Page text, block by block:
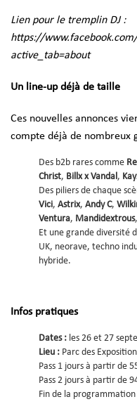
Lien pour le tremplin DJ :
https://
active_tab=about
Un line-up déjà de taille
Ces nouvelles annonces
compte déjà de nombreux
Des b2b rares comme
Christ, Billx x Vandal,
Des piliers de chaque
Vici, Astrix, Andy C,
Ventura, Mandidextrous
Et une grande diversité
UK, neorave, techno
hybride.
Infos pratiques
Dates : les 26 et 27
Lieu : Parc des
Pass 1 jours à partir de
Pass 2 jours à partir de
Fin de la